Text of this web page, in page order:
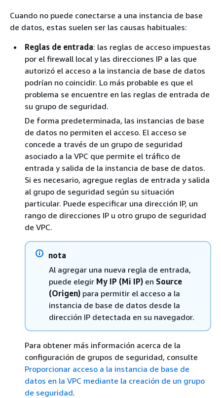
Cuando no puede conectarse a una instancia de base
de datos, estas suelen ser las causas habituales:
Reglas de entrada: las reglas de acceso impuestas
por el firewall local y las direcciones IP a las que
autorizó el acceso a la instancia de base de datos
podrían no coincidir. Lo más probable es que el
problema se encuentre en las reglas de entrada de
su grupo de seguridad.
De forma predeterminada, las instancias de base
de datos no permiten el acceso. El acceso se
concede a través de un grupo de seguridad
asociado a la VPC que permite el tráfico de
entrada y salida de la instancia de base de datos.
Si es necesario, agregue reglas de entrada y salida
al grupo de seguridad según su situación
particular. Puede especificar una dirección IP, un
rango de direcciones IP u otro grupo de seguridad
de VPC.
nota
Al agregar una nueva regla de entrada,
puede elegir My IP (Mi IP) en Source
(Origen) para permitir el acceso a la
instancia de base de datos desde la
dirección IP detectada en su navegador.
Para obtener más información acerca de la
configuración de grupos de seguridad, consulte
Proporcionar acceso a la instancia de base de
datos en la VPC mediante la creación de un grupo
de seguridad.